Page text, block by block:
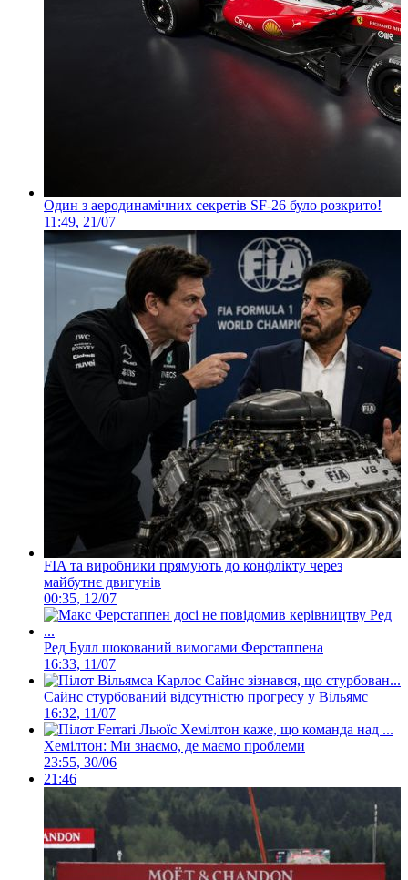
Один з аеродинамічних секретів SF-26 було розкрито!
11:49, 21/07
FIA та виробники прямують до конфлікту через
майбутнє двигунів
00:35, 12/07
Ред Булл шокований вимогами Ферстаппена
16:33, 11/07
Сайнс стурбований відсутністю прогресу у Вільямс
16:32, 11/07
Хемілтон: Ми знаємо, де маємо проблеми
23:55, 30/06
21:46